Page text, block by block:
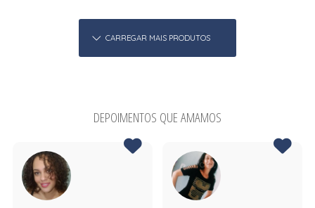
CARREGAR MAIS PRODUTOS
DEPOIMENTOS QUE AMAMOS